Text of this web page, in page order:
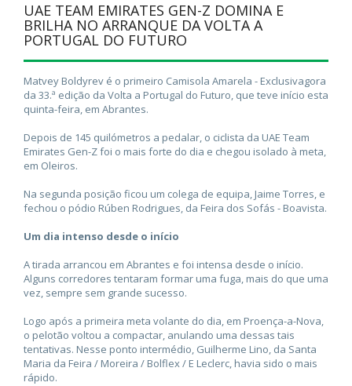
UAE TEAM EMIRATES GEN-Z DOMINA E
BRILHA NO ARRANQUE DA VOLTA A
PORTUGAL DO FUTURO
Matvey Boldyrev é o primeiro Camisola Amarela - Exclusivagora
da 33.ª edição da Volta a Portugal do Futuro, que teve início esta
quinta-feira, em Abrantes.
Depois de 145 quilómetros a pedalar, o ciclista da UAE Team
Emirates Gen-Z foi o mais forte do dia e chegou isolado à meta,
em Oleiros.
Na segunda posição ficou um colega de equipa, Jaime Torres, e
fechou o pódio Rúben Rodrigues, da Feira dos Sofás - Boavista.
Um dia intenso desde o início
A tirada arrancou em Abrantes e foi intensa desde o início.
Alguns corredores tentaram formar uma fuga, mais do que uma
vez, sempre sem grande sucesso.
Logo após a primeira meta volante do dia, em Proença-a-Nova,
o pelotão voltou a compactar, anulando uma dessas tais
tentativas. Nesse ponto intermédio, Guilherme Lino, da Santa
Maria da Feira / Moreira / Bolflex / E Leclerc, havia sido o mais
rápido.